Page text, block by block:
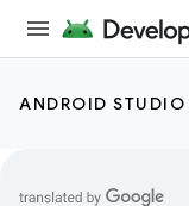
ANDROID STUDIO